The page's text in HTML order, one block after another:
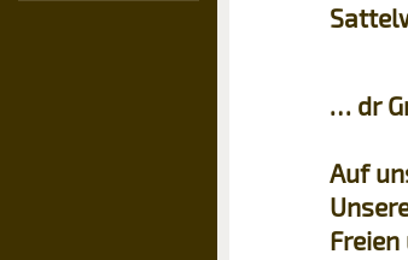
… dr
Auf